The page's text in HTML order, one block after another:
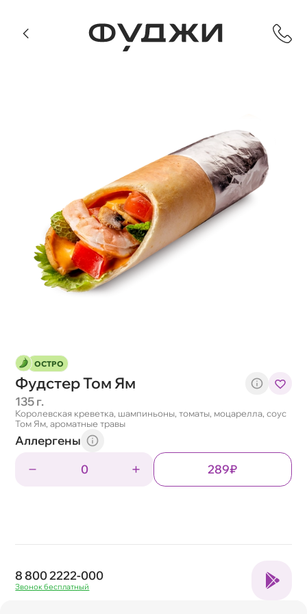
ОСТРО
Фудстер Том Ям
135 г.
Королевская креветка, шампиньоны, томаты, моцарелла, соус
Том Ям, ароматные травы
Аллергены
0
289₽
8 800 2222-000
Звонок бесплатный